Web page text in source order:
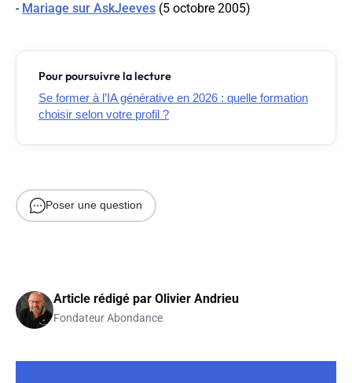
- Mariage sur AskJeeves (5 octobre 2005)
Pour poursuivre la lecture
Se former à l’IA générative en 2026 : quelle formation
choisir selon votre profil ?
Poser une question
Article rédigé par Olivier Andrieu
Fondateur Abondance